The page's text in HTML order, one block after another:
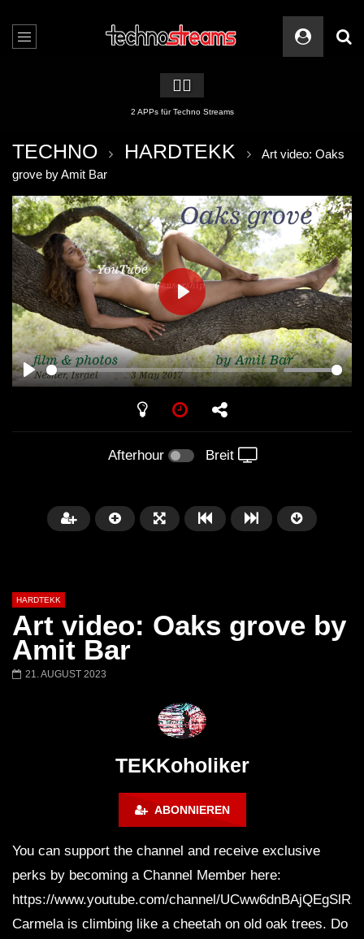
🏳️‍🌈
2 APPs für Techno Streams
TECHNO HARDTEKK
Art video: Oaks
grove by Amit Bar
PLAY
PLAY
Afterhour Breit
H4U | Minupren vs Craig Mortalis
!◇ [HARDTEKK]
HARDTEKK
Art video: Oaks grove by
Amit Bar
21. AUGUST 2023
TEKKoholiker
ABONNIEREN
You can support the channel and receive exclusive
perks by becoming a Channel Member here:
https://www.youtube.com/channel/
Carmela is climbing like a cheetah on old oak trees. Do